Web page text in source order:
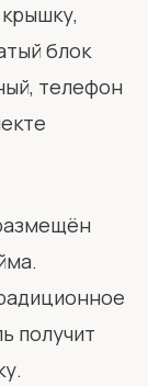
блок
телефон
получит